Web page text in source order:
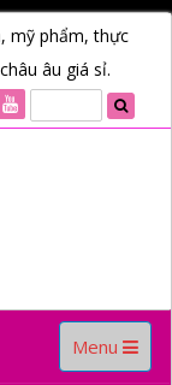
mỹ phẩm, thực
âu giá sỉ.
Toggle
navigation
Menu